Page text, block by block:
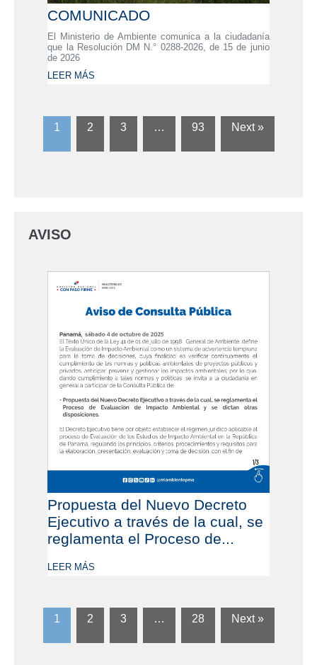
COMUNICADO
El Ministerio de Ambiente comunica a la ciudadanía
que la Resolución DM N.° 0288-2026, de 15 de junio
de 2026
LEER MÁS
1 2 3 … 93 Next »
AVISO
Propuesta del Nuevo Decreto
Ejecutivo a través de la cual, se
reglamenta el Proceso de...
LEER MÁS
1 2 3 … 28 Next »